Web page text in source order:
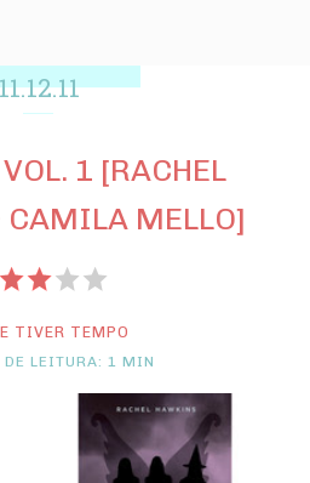
1 [RACHEL
CAMILA MELLO]
TIVER TEMPO
LEITURA: 1 MIN